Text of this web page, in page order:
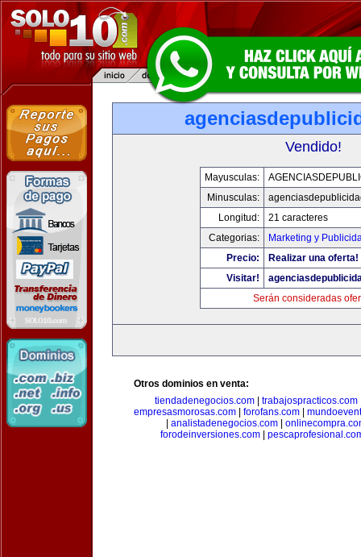
Vendido!
Mayusculas:
Minusculas:
Longitud:
21 caracteres
Categorias:
Marketing y
Precio:
Realizar una oferta!
Visitar!
Serán consideradas
Otros dominios en venta:
tiendadenegocios.com
trabajospracticos.com
empresasmorosas.com
forofans.com
analistadenegocios.com
forodeinversiones.com